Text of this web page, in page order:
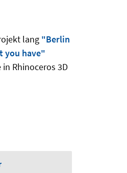
lang "Berlin
you have"
Rhinoceros 3D